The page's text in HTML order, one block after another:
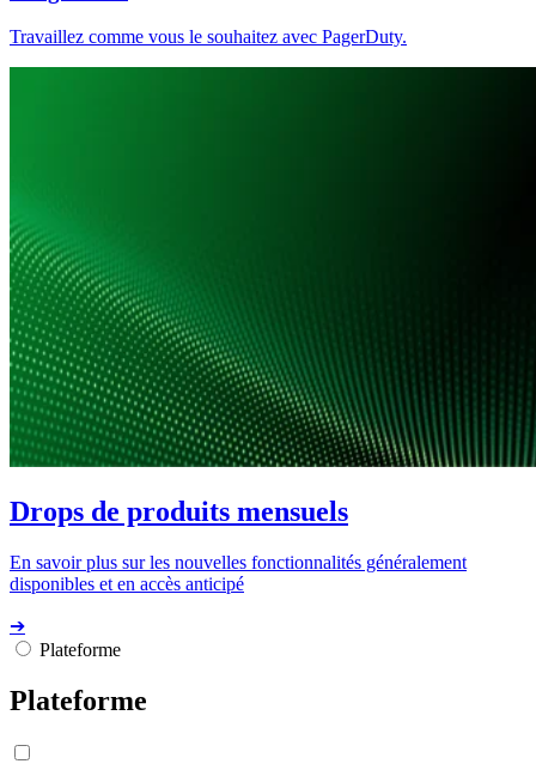
Travaillez comme vous le souhaitez avec PagerDuty.
Drops de produits mensuels
En savoir plus sur les nouvelles fonctionnalités généralement
disponibles et en accès anticipé
➔
Plateforme
Plateforme